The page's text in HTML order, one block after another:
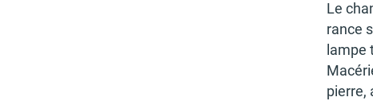
Le
rance
lampe
pierre,